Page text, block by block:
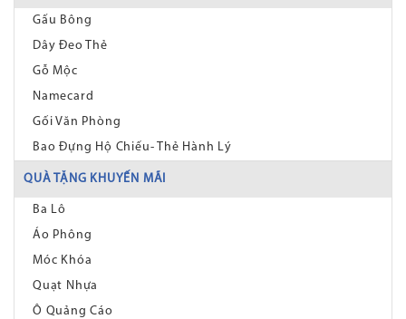
Gấu Bông
Dây Đeo Thẻ
Gỗ Mộc
Namecard
Gối Văn Phòng
Bao Đựng Hộ Chiếu- Thẻ Hành Lý
QUÀ TẶNG KHUYẾN MÃI
Ba Lô
Áo Phông
Móc Khóa
Quạt Nhựa
Ô Quảng Cáo